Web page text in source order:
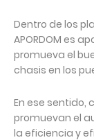
Dentro de los
APORDOM es
promueva el
chasis en los
En ese sentido,
promuevan el
la eficiencia y